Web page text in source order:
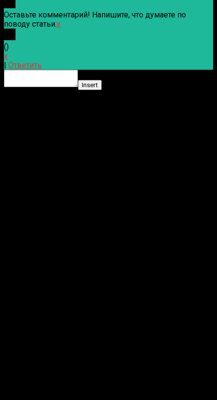
Оставьте комментарий! Напишите, что думаете по
поводу статьи.x
()
x
Ответить
Insert